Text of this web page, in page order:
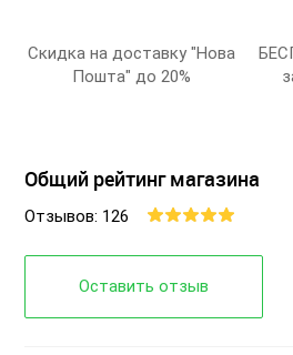
Скидка на доставку "Нова
Пошта" до 20%
Общий рейтинг магазина
Отзывов: 126
Оставить отзыв